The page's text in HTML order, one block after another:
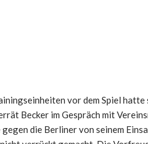
vor dem Spiel
Becker im Gespräch mit
die Berliner von seinem